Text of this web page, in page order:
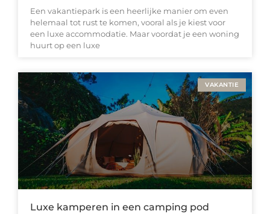
Een vakantiepark is een heerlijke manier om even
helemaal tot rust te komen, vooral als je kiest voor
een luxe accommodatie. Maar voordat je een woning
huurt op een luxe
VAKANTIE
Luxe kamperen in een camping pod